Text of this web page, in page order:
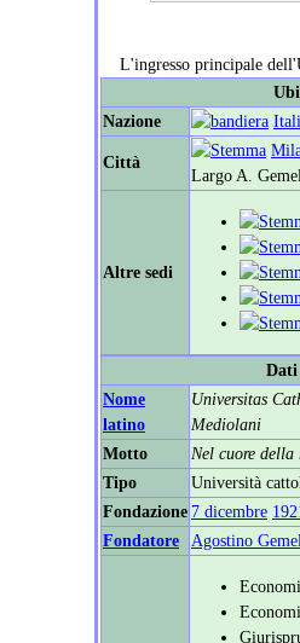
L'ingresso principale
Nazione
Città
Largo A.
Altre sedi
Dati
Nome
latino
Universitas
Mediolani
Motto
Nel cuore della
Tipo
Università
Fondazione 7 dicembre
Fondatore
Agostino